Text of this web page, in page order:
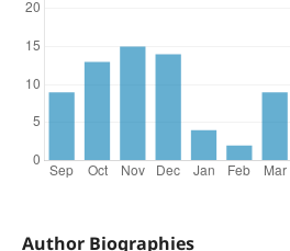
Author Biographies